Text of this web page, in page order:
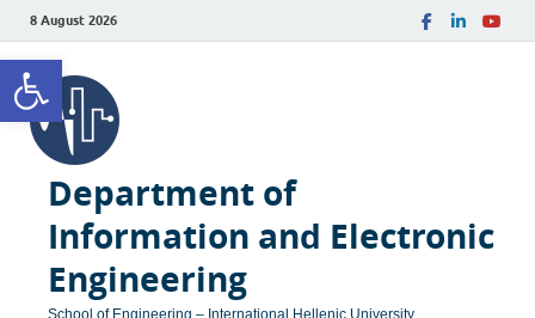
Open toolbar
8 August 2026
Department of
Information and Electronic
Engineering
School of Engineering – International Hellenic University